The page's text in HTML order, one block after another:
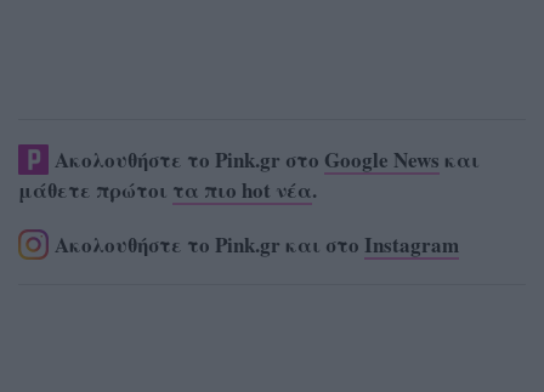
Ακολουθήστε το Pink.gr στο Google News και
μάθετε πρώτοι τα πιο hot νέα.
Ακολουθήστε το Pink.gr και στο Instagram